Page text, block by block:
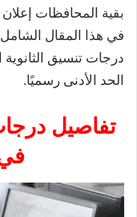
بقية المحافظات إعلان
في هذا المقال
درجات تنسيق
الحد الأدنى رسميًا.
تفاصيل